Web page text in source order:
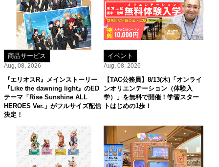
商品サービス
Aug, 08, 2026
『エリオスR』メインストーリー
『Like the dawning light』のED
テーマ「Rise Sunshine ALL
HEROES Ver.」がフルサイズ配信
決定！
イベント
Aug, 08, 2026
【TAC公務員】8/13(木)「オンライ
ンオリエンテーション（体験入
学）」を無料で開催！学習スター
トはじめの1歩！